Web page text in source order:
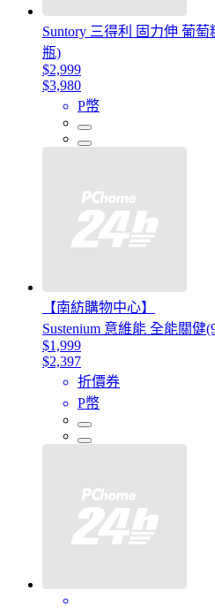
Suntory 三得利 固力伸 葡
瓶)
$2,999
$3,980
P幣
【南紡購物中心】
Sustenium 意維能 全能關健
$1,999
$2,397
折價券
P幣